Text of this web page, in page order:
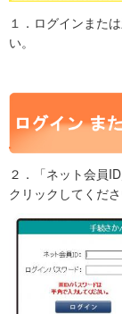
１．ログインまた
い。
２．「ネット会員
クリックしてくだ